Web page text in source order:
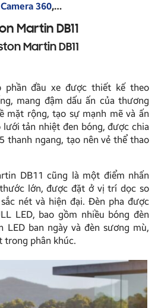
Camera 360,…
Martin DB11
Martin DB11
phần đầu xe được thiết kế theo
mang đậm dấu ấn của thương
mặt rộng, tạo sự mạnh mẽ và ấn
tản nhiệt đen bóng, được chia
thanh ngang, tạo nên vẻ thể thao
DB11 cũng là một điểm nhấn
lớn, được đặt ở vị trí dọc so
nét và hiện đại. Đèn pha được
LED, bao gồm nhiều bóng đèn
LED ban ngày và đèn sương mù,
trong phân khúc.